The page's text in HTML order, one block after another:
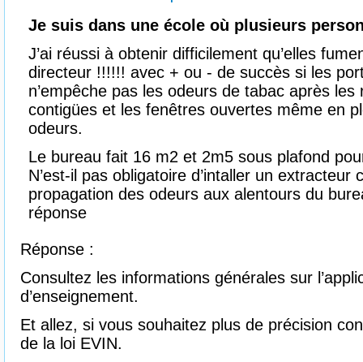
Je suis dans une école où plusieurs
J’ai réussi à obtenir difficilement qu’elles
directeur !!!!!! avec + ou - de succès si les
n’empêche pas les odeurs de tabac après
contigües et les fenêtres ouvertes même en
odeurs.
Le bureau fait 16 m2 et 2m5 sous plafond
N’est-il pas obligatoire d’intaller un extracteur
propagation des odeurs aux alentours du
réponse
Réponse :
Consultez les informations générales sur
d’enseignement.
Et allez, si vous souhaitez plus de précision
de la loi EVIN.